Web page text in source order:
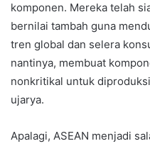
komponen. Mereka telah
bernilai tambah guna
tren global dan selera
nantinya, membuat
nonkritikal untuk
ujarya.
Apalagi, ASEAN menjadi